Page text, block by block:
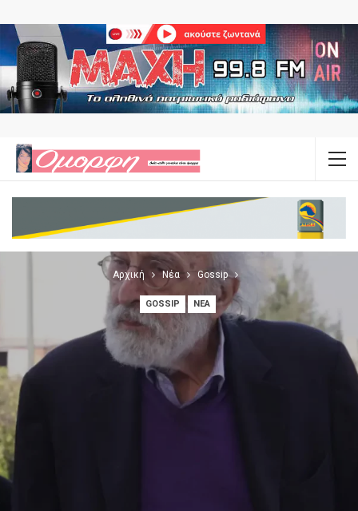
Αρχική Νέα Gossip
GOSSIP ΝΈΑ